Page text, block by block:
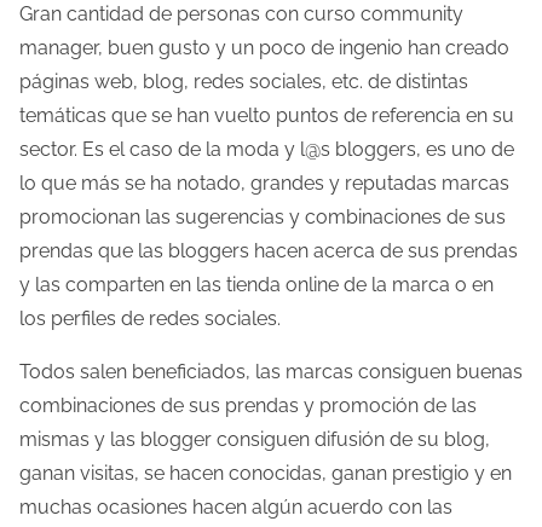
e
c
t
u
r
a
d
e
l
a
e
Gran cantidad de personas con curso community
manager, buen gusto y un poco de ingenio han creado
páginas web, blog, redes sociales, etc. de distintas
temáticas que se han vuelto puntos de referencia en su
sector. Es el caso de la moda y l@s bloggers, es uno de
lo que más se ha notado, grandes y reputadas marcas
promocionan las sugerencias y combinaciones de sus
prendas que las bloggers hacen acerca de sus prendas
y las comparten en las tienda online de la marca o en
los perfiles de redes sociales.
Todos salen beneficiados, las marcas consiguen buenas
combinaciones de sus prendas y promoción de las
mismas y las blogger consiguen difusión de su blog,
ganan visitas, se hacen conocidas, ganan prestigio y en
muchas ocasiones hacen algún acuerdo con las